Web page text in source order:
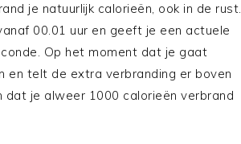
je natuurlijk calorieën, ook in de rust.
00.01 uur en geeft je een actuele
Op het moment dat je gaat
telt de extra verbranding er boven
dat je alweer 1000 calorieën verbrand